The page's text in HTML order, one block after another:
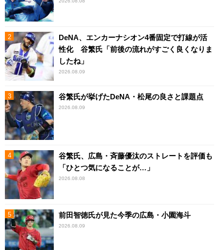
DeNA、エンカーナシオン4番固定で打線が活
性化 谷繁氏「前後の流れがすごく良くなりま
したね」
2026.08.09
谷繁氏が挙げたDeNA・松尾の良さと課題点
2026.08.09
谷繁氏、広島・斉藤優汰のストレートを評価も
「ひとつ気になることが…」
2026.08.08
前田智徳氏が見た今季の広島・小園海斗
2026.08.09